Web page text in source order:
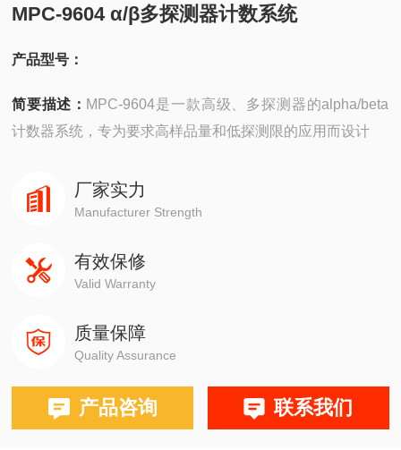
MPC-9604 α/β多探测器计数系统
产品型号：
简要描述： MPC-9604是一款高级、多探测器的alpha/beta
计数器系统，专为要求高样品量和低探测限的应用而设计
厂家实力
Manufacturer Strength
有效保修
Valid Warranty
质量保障
Quality Assurance
产品咨询 联系我们